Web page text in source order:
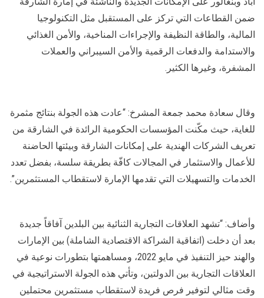
ضمن القطاعات التي تركز على المستقبل مثل التكنولوجيا
المالية، والطاقة النظيفة والإجراءات المناخية، والأمن الغذائي
والاستدامة والدفعات الرقمية والأمن السيبراني والعملات
المشفرة، وغيرها الكثير.
وقال سعادة محمد جمعة المشرخ: “عادت هذه الجولة بنتائج مثمرة
للغاية، حيث مكّنت المؤسسات الحكومية الرائدة في الشارقة من
تعريف الشركات الهندية على إمكانات الشارقة وبيئتها الحاضنة
للأعمال والاستثمار في المجالات كافّة بطريقة سلسة، بفضل تعدد
الخدمات والتسهيلات التي تقدمها الإمارة لاستقطاب المستثمرين”.
وأضاف: “تشهد العلاقات التجارية الثنائية بين البلدين آفاقاً جديدة
بعد أن دخلت (اتفاقية الشراكة الاقتصادية الشاملة) بين الإمارات
والهند حيز التنفيذ في مايو 2022، ومساهمتها بتطورات نوعية في
العلاقات التجارية بين الدولتين، وتأتي هذه الجولة الاستراتيجية في
وقت مثالي لتوفير فرص فريدة لاستقطاب مستثمرين محتملين